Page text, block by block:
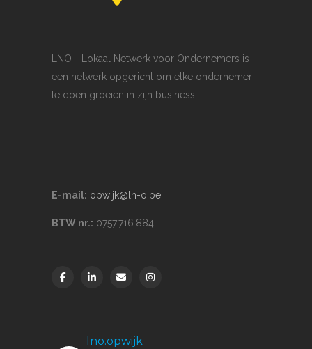
LNO - Lokaal Netwerk voor Ondernemers is
een netwerk opgericht om elke ondernemer
te doen groeien in zijn business.
E-mail: opwijk@ln-o.be
BTW nr.: 0757.716.884
lno.opwijk